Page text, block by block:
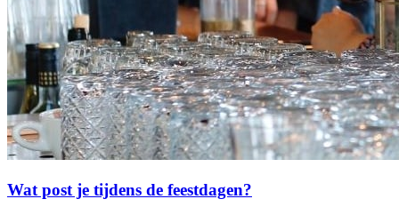
Wat post je tijdens de feestdagen?